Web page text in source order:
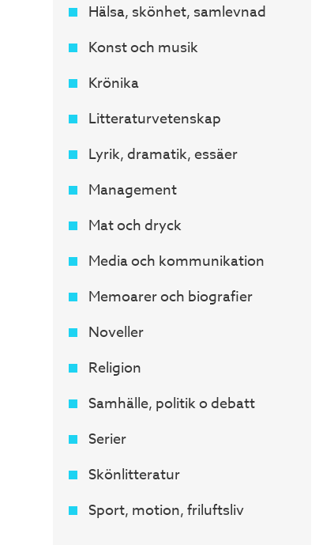
Hälsa, skönhet, samlevnad
Konst och musik
Krönika
Litteraturvetenskap
Lyrik, dramatik, essäer
Management
Mat och dryck
Media och kommunikation
Memoarer och biografier
Noveller
Religion
Samhälle, politik o debatt
Serier
Skönlitteratur
Sport, motion, friluftsliv